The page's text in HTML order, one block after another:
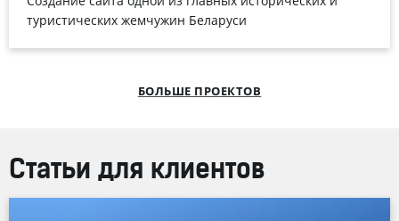
туристических жемчужин Беларуси
БОЛЬШЕ ПРОЕКТОВ
Статьи для клиентов